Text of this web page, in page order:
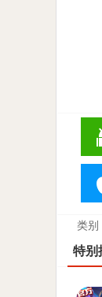
类别
特别